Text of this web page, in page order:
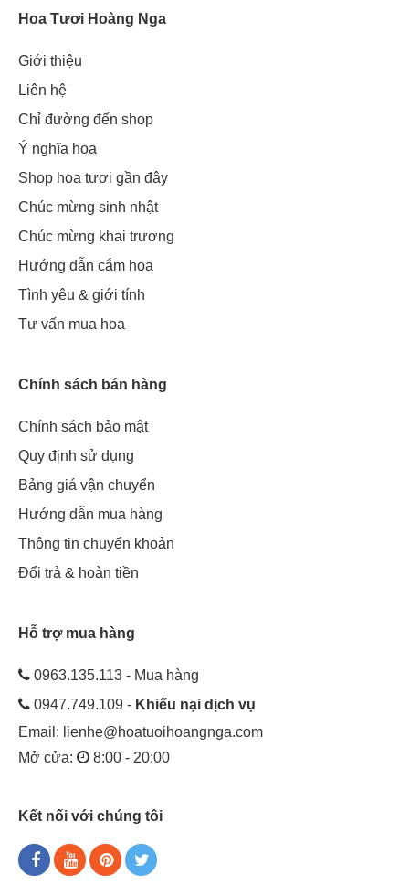
Hoa Tươi Hoàng Nga
Giới thiệu
Liên hệ
Chỉ đường đến shop
Ý nghĩa hoa
Shop hoa tươi gần đây
Chúc mừng sinh nhật
Chúc mừng khai trương
Hướng dẫn cắm hoa
Tình yêu & giới tính
Tư vấn mua hoa
Chính sách bán hàng
Chính sách bảo mật
Quy định sử dụng
Bảng giá vận chuyển
Hướng dẫn mua hàng
Thông tin chuyển khoản
Đổi trả & hoàn tiền
Hỗ trợ mua hàng
0963.135.113 - Mua hàng
0947.749.109 - Khiếu nại dịch vụ
Email: lienhe@hoatuoihoangnga.com
Mở cửa:
8:00 - 20:00
Kết nối với chúng tôi